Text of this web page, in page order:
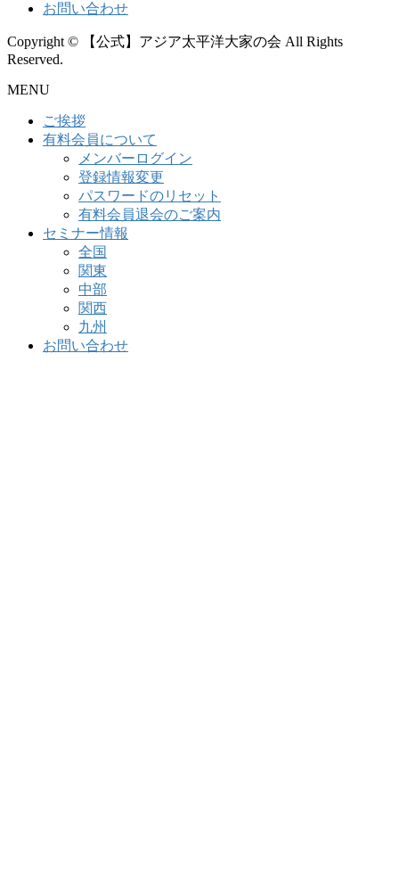
お問い合わせ
Copyright © 【公式】アジア太平洋大家の会 All Rights
Reserved.
MENU
ご挨拶
有料会員について
メンバーログイン
登録情報変更
パスワードのリセット
有料会員退会のご案内
セミナー情報
全国
関東
中部
関西
九州
お問い合わせ